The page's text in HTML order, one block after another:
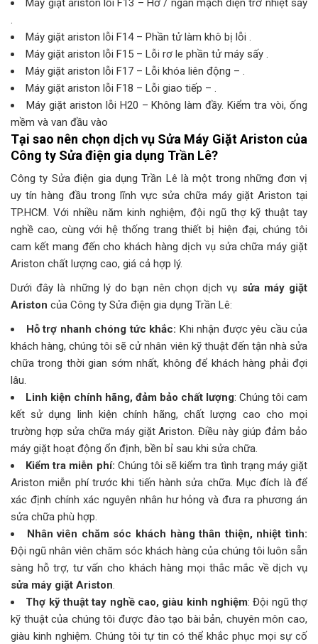
Máy giặt ariston lỗi F13 – Hở / ngắn mạch điện trở nhiệt sấy
.
Máy giặt ariston lỗi F14 – Phần tử làm khô bị lỗi .
Máy giặt ariston lỗi F15 – Lỗi rơ le phần tử máy sấy .
Máy giặt ariston lỗi F17 – Lỗi khóa liên động – .
Máy giặt ariston lỗi F18 – Lỗi giao tiếp – .
Máy giặt ariston lỗi H20 – Không làm đầy. Kiểm tra vòi, ống
mềm và van đầu vào
Tại sao nên chọn dịch vụ Sửa Máy Giặt Ariston của
Công ty Sửa điện gia dụng Trần Lê?
Công ty Sửa điện gia dụng Trần Lê là một trong những đơn vị
uy tín hàng đầu trong lĩnh vực sửa chữa máy giặt Ariston tại
TP.HCM. Với nhiều năm kinh nghiệm, đội ngũ thợ kỹ thuật tay
nghề cao, cùng với hệ thống trang thiết bị hiện đại, chúng tôi
cam kết mang đến cho khách hàng dịch vụ sửa chữa máy giặt
Ariston chất lượng cao, giá cả hợp lý.
Dưới đây là những lý do bạn nên chọn dịch vụ sửa máy giặt
Ariston của Công ty Sửa điện gia dụng Trần Lê:
Hỗ trợ nhanh chóng tức khắc: Khi nhận được yêu cầu của
khách hàng, chúng tôi sẽ cử nhân viên kỹ thuật đến tận nhà sửa
chữa trong thời gian sớm nhất, không để khách hàng phải đợi
lâu.
Linh kiện chính hãng, đảm bảo chất lượng: Chúng tôi cam
kết sử dụng linh kiện chính hãng, chất lượng cao cho mọi
trường hợp sửa chữa máy giặt Ariston. Điều này giúp đảm bảo
máy giặt hoạt động ổn định, bền bỉ sau khi sửa chữa.
Kiểm tra miễn phí: Chúng tôi sẽ kiểm tra tình trạng máy giặt
Ariston miễn phí trước khi tiến hành sửa chữa. Mục đích là để
xác định chính xác nguyên nhân hư hỏng và đưa ra phương án
sửa chữa phù hợp.
Nhân viên chăm sóc khách hàng thân thiện, nhiệt tình:
Đội ngũ nhân viên chăm sóc khách hàng của chúng tôi luôn sẵn
sàng hỗ trợ, tư vấn cho khách hàng mọi thắc mắc về dịch vụ
sửa máy giặt Ariston.
Thợ kỹ thuật tay nghề cao, giàu kinh nghiệm: Đội ngũ thợ
kỹ thuật của chúng tôi được đào tạo bài bản, chuyên môn cao,
giàu kinh nghiệm. Chúng tôi tự tin có thể khắc phục mọi sự cố